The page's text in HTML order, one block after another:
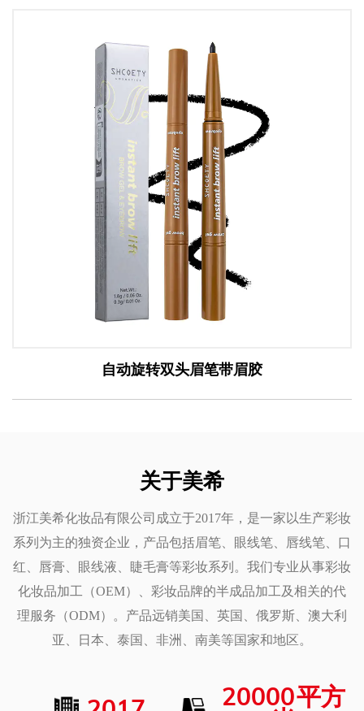
自动旋转双头眉笔带眉胶
关于美希
浙江美希化妆品有限公司成立于2017年，是一家以生产彩妆
系列为主的独资企业，产品包括眉笔、眼线笔、唇线笔、口
红、唇膏、眼线液、睫毛膏等彩妆系列。我们专业从事彩妆
化妆品加工（OEM）、彩妆品牌的半成品加工及相关的代
理服务（ODM）。产品远销美国、英国、俄罗斯、澳大利
亚、日本、泰国、非洲、南美等国家和地区。
20000平方